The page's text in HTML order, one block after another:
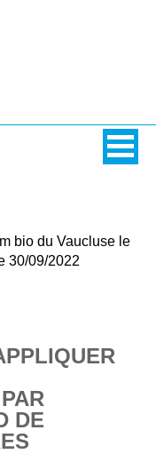
bio du Vaucluse le
30/09/2022
DE